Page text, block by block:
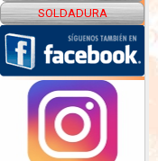
SOLDADURA